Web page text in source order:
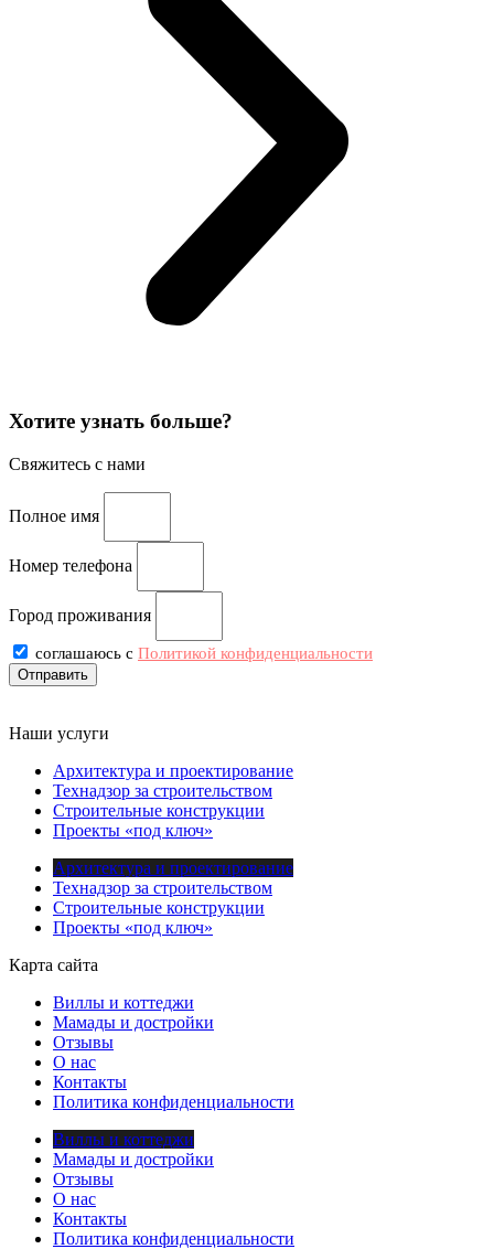
Хотите узнать больше?
Свяжитесь с нами
Полное имя
Номер телефона
Город проживания
соглашаюсь с Политикой конфиденциальности
Отправить
Наши услуги
Архитектура и проектирование
Технадзор за строительством
Строительные конструкции
Проекты «под ключ»
Архитектура и проектирование
Технадзор за строительством
Строительные конструкции
Проекты «под ключ»
Карта сайта
Виллы и коттеджи
Мамады и достройки
Отзывы
О нас
Контакты
Политика конфиденциальности
Виллы и коттеджи
Мамады и достройки
Отзывы
О нас
Контакты
Политика конфиденциальности